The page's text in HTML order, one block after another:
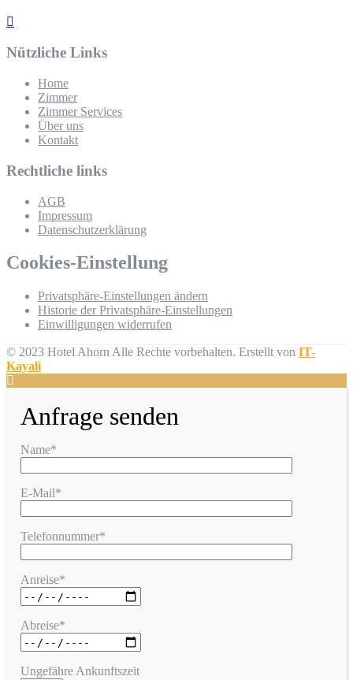
Nützliche Links
Home
Zimmer
Zimmer Services
Über uns
Kontakt
Rechtliche links
AGB
Impressum
Datenschutzerklärung
Cookies-Einstellung
Privatsphäre-Einstellungen ändern
Historie der Privatsphäre-Einstellungen
Einwilligungen widerrufen
© 2023 Hotel Ahorn Alle Rechte vorbehalten. Erstellt von IT-
Kayali
Anfrage senden
Name*
E-Mail*
Telefonnummer*
Anreise*
Abreise*
Ungefähre Ankunftszeit